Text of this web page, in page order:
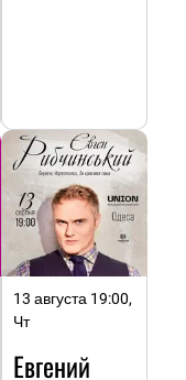
13 августа 19:00,
Чт
Евгений